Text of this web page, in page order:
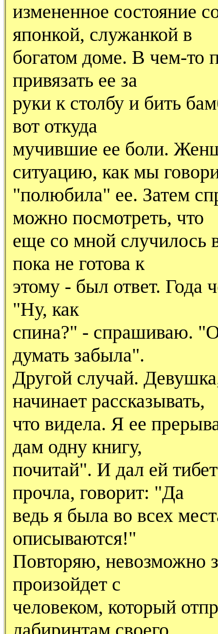
измененное состояние
японкой, служанкой в
богатом доме. В чем-то
привязать ее за
руки к столбу и бить
вот откуда
мучившие ее боли.
ситуацию, как мы
"полюбила" ее. Затем
можно посмотреть, что
еще со мной случилось
пока не готова к
этому - был ответ. Года
"Hу, как
спина?" - спрашиваю.
думать забыла".
Другой случай.
начинает рассказывать,
что видела. Я ее
дам одну книгу,
почитай". И дал ей
прочла, говорит: "Да
ведь я была во всех
описываются!"
Повторяю, невозможно
произойдет с
человеком, который